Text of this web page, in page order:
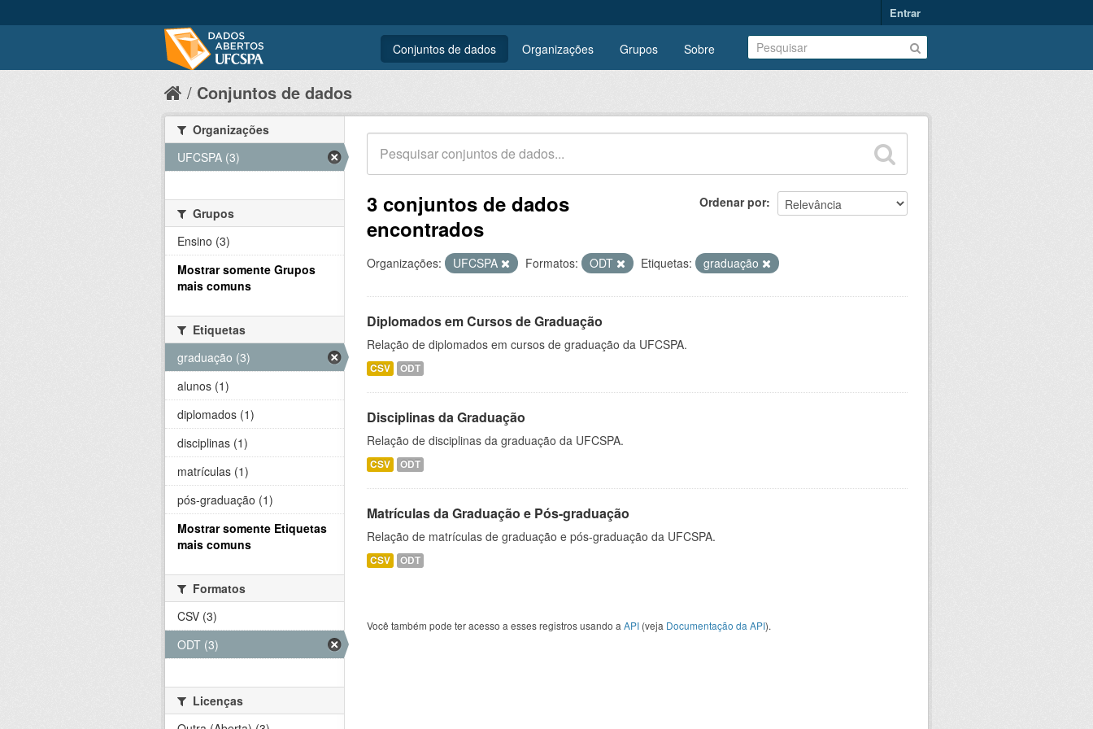
Entrar
Conjuntos de dados Organizações Grupos Sobre
Conjuntos de dados
Ordenar por
3 conjuntos de dados
encontrados
Organizações: UFCSPA Formatos: ODT Etiquetas: graduação
Diplomados em Cursos de Graduação
Relação de diplomados em cursos de graduação da UFCSPA.
CSV ODT
Disciplinas da Graduação
Relação de disciplinas da graduação da UFCSPA.
CSV ODT
Matrículas da Graduação e Pós-graduação
Relação de matrículas de graduação e pós-graduação da UFCSPA.
CSV ODT
Você também pode ter acesso a esses registros usando a API (veja Documentação da API).
Organizações
UFCSPA (3)
Grupos
Ensino (3)
Mostrar somente Grupos
mais comuns
Etiquetas
graduação (3)
alunos (1)
diplomados (1)
disciplinas (1)
matrículas (1)
pós-graduação (1)
Mostrar somente Etiquetas
mais comuns
Formatos
CSV (3)
ODT (3)
Licenças